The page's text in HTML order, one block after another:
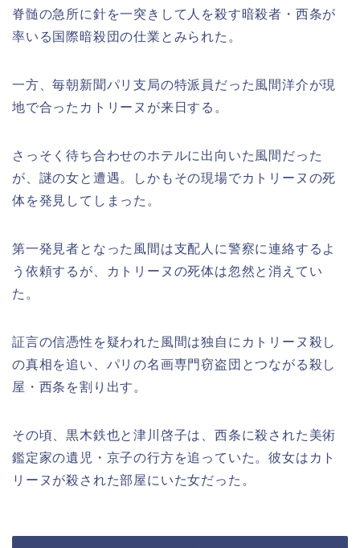
脊髄の急所に針を一突きして人を殺す暗殺者・西条が
率いる国際暗殺団の仕業とみられた。
一方、毎朝新聞パリ支局の特派員だった風間洋介が現
地で合ったカトリーヌが来日する。
さっそく待ち合わせのホテルに出向いた風間だった
が、謎の女と遭遇。しかもその現場でカトリーヌの死
体を発見してしまった。
第一発見者となった風間は支配人に警察に連絡するよ
う依頼するが、カトリーヌの死体は忽然と消えてい
た。
証言の信憑性を疑われた風間は独自にカトリーヌ殺し
の真相を追い、パリの名画専門窃盗団とつながる殺し
屋・西条を割り出す。
その頃、黒木鉄也と津川啓子は、西条に殺された美術
鑑定家の遺児・京子の行方を追っていた。彼女はカト
リーヌが殺された部屋にいた女だった。